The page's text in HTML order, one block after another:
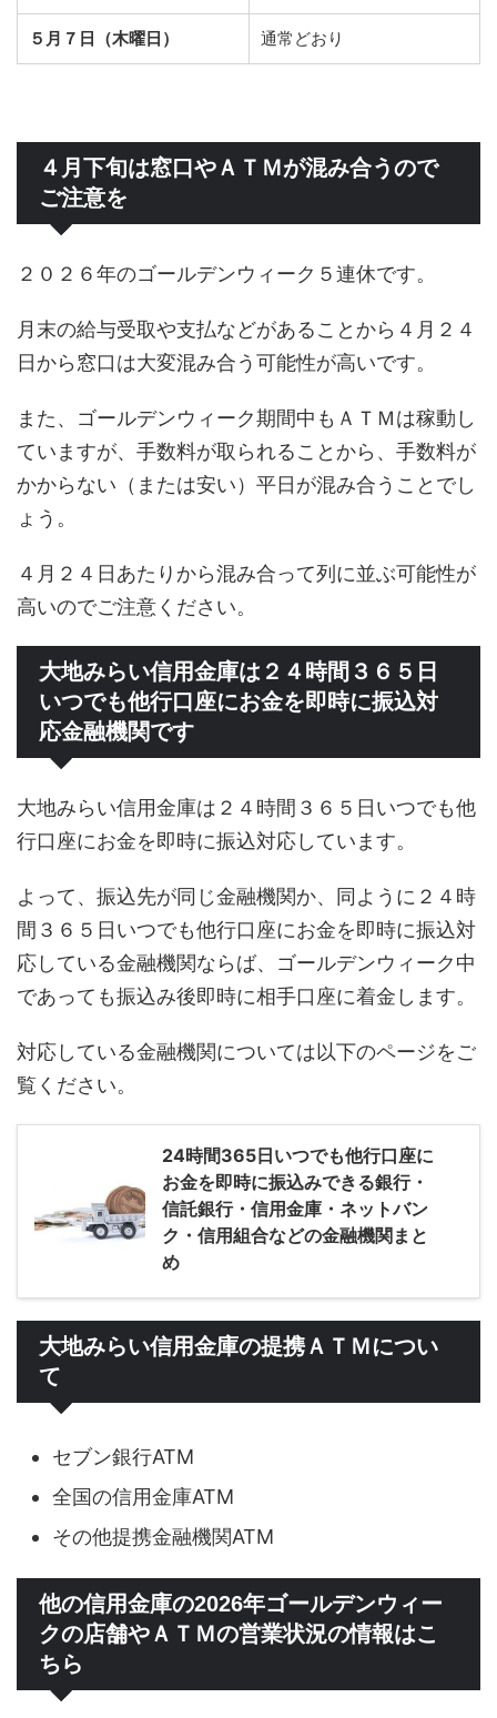
５月７日（木曜日） 通常どおり
４月下旬は窓口やＡＴＭが混み合うので
ご注意を
２０２６年のゴールデンウィーク５連休です。
月末の給与受取や支払などがあることから４月２４
日から窓口は大変混み合う可能性が高いです。
また、ゴールデンウィーク期間中もＡＴＭは稼動し
ていますが、手数料が取られることから、手数料が
かからない（または安い）平日が混み合うことでし
ょう。
４月２４日あたりから混み合って列に並ぶ可能性が
高いのでご注意ください。
大地みらい信用金庫は２４時間３６５日
いつでも他行口座にお金を即時に振込対
応金融機関です
大地みらい信用金庫は２４時間３６５日いつでも他
行口座にお金を即時に振込対応しています。
よって、振込先が同じ金融機関か、同ように２４時
間３６５日いつでも他行口座にお金を即時に振込対
応している金融機関ならば、ゴールデンウィーク中
であっても振込み後即時に相手口座に着金します。
対応している金融機関については以下のページをご
覧ください。
24時間365日いつでも他行口座に
お金を即時に振込みできる銀行・
信託銀行・信用金庫・ネットバン
ク・信用組合などの金融機関まと
め
大地みらい信用金庫の提携ＡＴＭについ
て
セブン銀行ATM
全国の信用金庫ATM
その他提携金融機関ATM
他の信用金庫の2026年ゴールデンウィー
クの店舗やＡＴＭの営業状況の情報はこ
ちら